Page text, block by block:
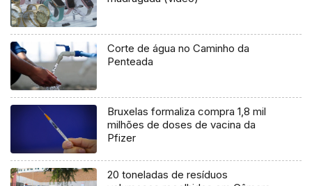
Corte de água no Caminho da
Penteada
Bruxelas formaliza compra 1,8 mil
milhões de doses de vacina da
Pfizer
20 toneladas de resíduos